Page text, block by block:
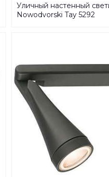
Уличный настенный
Nowodvorski Tay 5292